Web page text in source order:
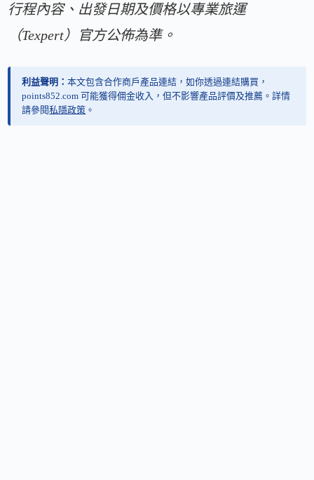
行程內容、出發日期及價格以專業旅運
（Texpert）官方公佈為準。
利益聲明：本文包含合作商戶產品連結，如你透過連結購買，
points852.com 可能獲得佣金收入，但不影響產品評價及推薦。詳情
請參閱私隱政策 。